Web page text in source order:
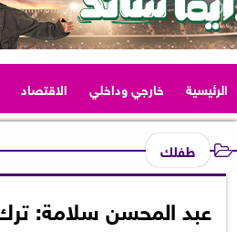
الرئيسية خارجي وداخلي الاقتصاد
طفلك
عبد المحسن سلامة: